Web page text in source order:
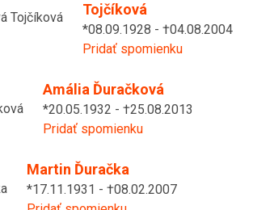
Tojčíková
*08.09.1928 - †04.08.2004
Pridať spomienku
Amália Ďuračková
*20.05.1932 - †25.08.2013
Pridať spomienku
Martin Ďuračka
*17.11.1931 - †08.02.2007